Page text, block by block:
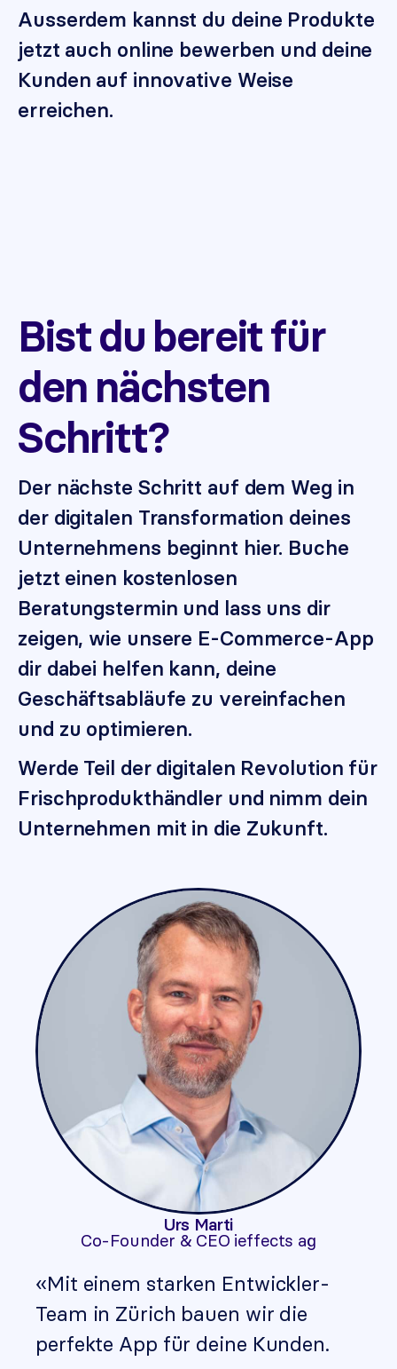
Ausserdem kannst du deine Produkte
jetzt auch online bewerben und deine
Kunden auf innovative Weise
erreichen.
Bist du bereit für
den nächsten
Schritt?
Der nächste Schritt auf dem Weg in
der digitalen Transformation deines
Unternehmens beginnt hier. Buche
jetzt einen kostenlosen
Beratungstermin und lass uns dir
zeigen, wie unsere E-Commerce-App
dir dabei helfen kann, deine
Geschäftsabläufe zu vereinfachen
und zu optimieren.
Werde Teil der digitalen Revolution für
Frischprodukthändler und nimm dein
Unternehmen mit in die Zukunft.
Urs Marti
Co-Founder & CEO ieffects ag
«Mit einem starken Entwickler-
Team in Zürich bauen wir die
perfekte App für deine Kunden.